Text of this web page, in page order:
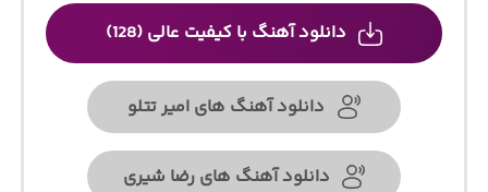
دانلود آهنگ با کیفیت عالی (128)
دانلود آهنگ های امیر تتلو
دانلود آهنگ های رضا شیری